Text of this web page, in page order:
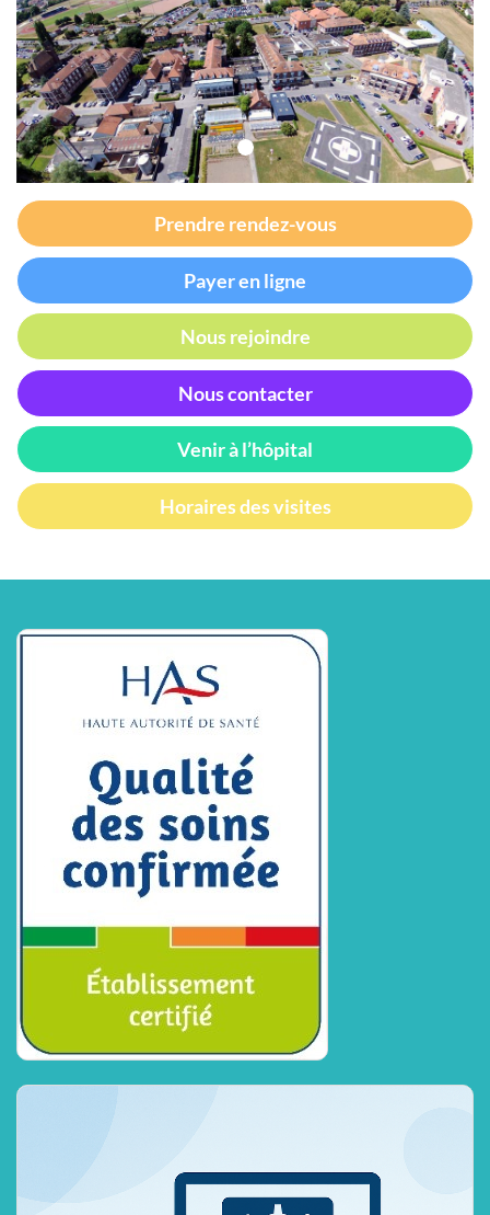
Prendre rendez-vous
Payer en ligne
Nous rejoindre
Nous contacter
Venir à l’hôpital
Horaires des visites